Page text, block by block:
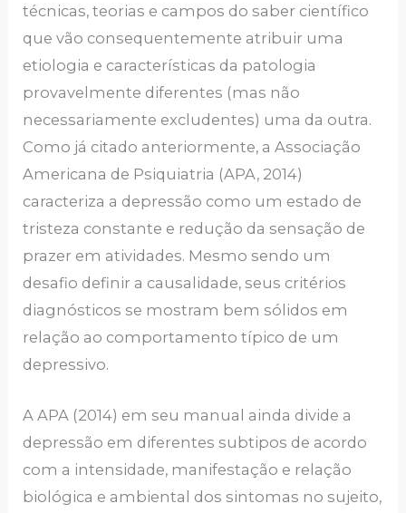
técnicas, teorias e campos do saber científico
que vão consequentemente atribuir uma
etiologia e características da patologia
provavelmente diferentes (mas não
necessariamente excludentes) uma da outra.
Como já citado anteriormente, a Associação
Americana de Psiquiatria (APA, 2014)
caracteriza a depressão como um estado de
tristeza constante e redução da sensação de
prazer em atividades. Mesmo sendo um
desafio definir a causalidade, seus critérios
diagnósticos se mostram bem sólidos em
relação ao comportamento típico de um
depressivo.
A APA (2014) em seu manual ainda divide a
depressão em diferentes subtipos de acordo
com a intensidade, manifestação e relação
biológica e ambiental dos sintomas no sujeito,